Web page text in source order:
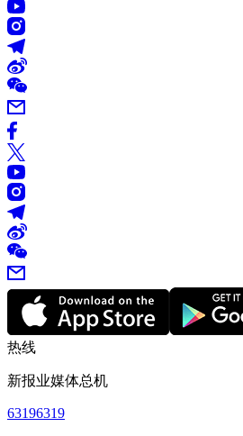
热线
新报业媒体总机
63196319